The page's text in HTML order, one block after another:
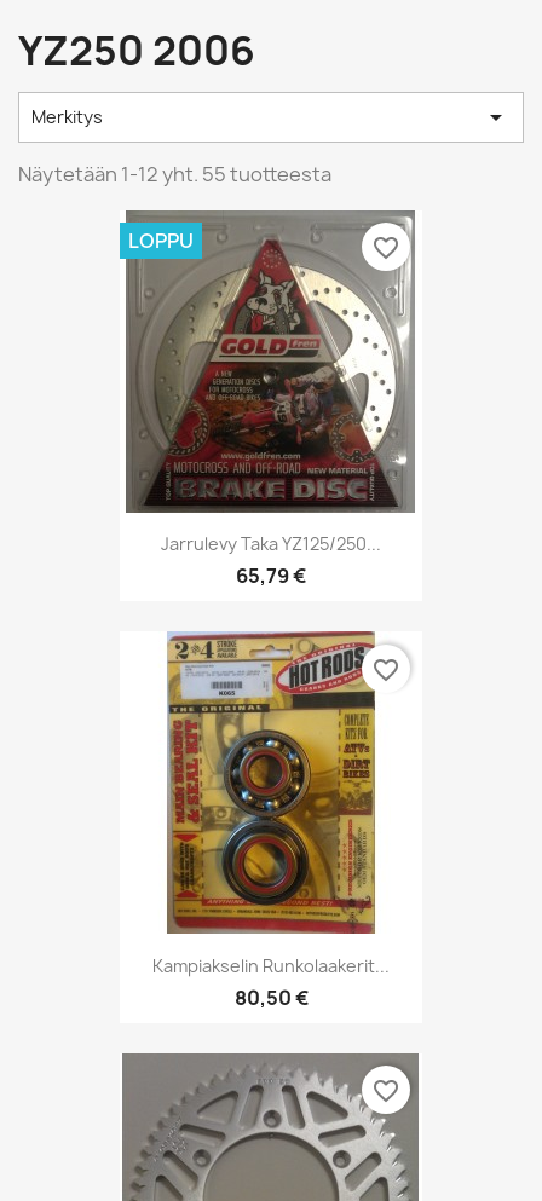
YZ250 2006
Merkitys 
Näytetään 1-12 yht. 55 tuotteesta
Jarrulevy Taka YZ125/250...
65,79 €
LOPPU favorite_border
Kampiakselin Runkolaakerit...
80,50 €
favorite_border
favorite_border